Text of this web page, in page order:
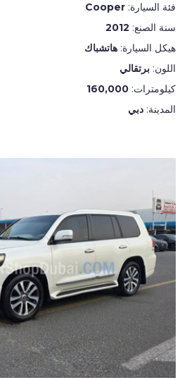
فئة السيارة: Cooper
سنة الصنع: 2012
هيكل السيارة: هاتشباك
اللون: برتقالي
كيلومترات: 160,000
المدينة: دبي